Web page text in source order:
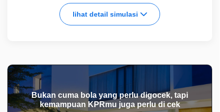
lihat detail simulasi
Bukan cuma bola yang perlu digocek, tapi
kemampuan KPRmu juga perlu di cek